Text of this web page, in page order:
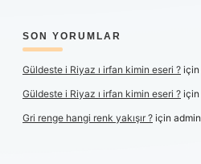
SON YORUMLAR
Güldeste i Riyaz ı irfan kimin eseri ? için
Güldeste i Riyaz ı irfan kimin eseri ? için
Gri renge hangi renk yakışır ? için admin